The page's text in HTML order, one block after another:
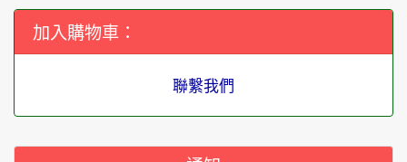
加入購物車：
聯繫我們